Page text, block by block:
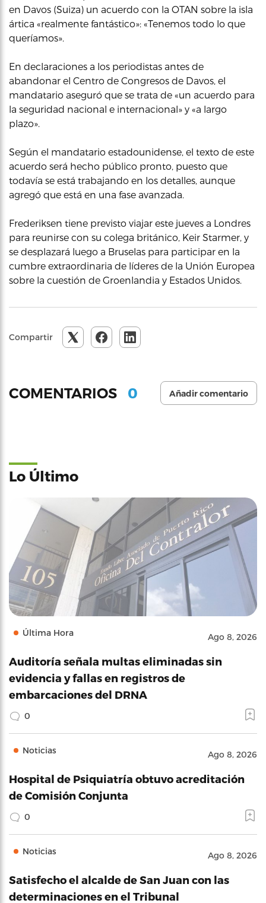
en Davos (Suiza) un acuerdo con la OTAN sobre la isla
ártica «realmente fantástico»: «Tenemos todo lo que
queríamos».
En declaraciones a los periodistas antes de
abandonar el Centro de Congresos de Davos, el
mandatario aseguró que se trata de «un acuerdo para
la seguridad nacional e internacional» y «a largo
plazo».
Según el mandatario estadounidense, el texto de este
acuerdo será hecho público pronto, puesto que
todavía se está trabajando en los detalles, aunque
agregó que está en una fase avanzada.
Frederiksen tiene previsto viajar este jueves a Londres
para reunirse con su colega británico, Keir Starmer, y
se desplazará luego a Bruselas para participar en la
cumbre extraordinaria de líderes de la Unión Europea
sobre la cuestión de Groenlandia y Estados Unidos.
Compartir
COMENTARIOS 0 Añadir comentario
Lo Último
Última Hora Ago 8, 2026
Auditoría señala multas eliminadas sin
evidencia y fallas en registros de
embarcaciones del DRNA
0
Noticias Ago 8, 2026
Hospital de Psiquiatría obtuvo acreditación
de Comisión Conjunta
0
Noticias Ago 8, 2026
Satisfecho el alcalde de San Juan con las
determinaciones en el Tribunal